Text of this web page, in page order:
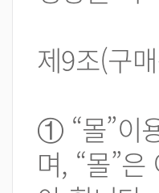
제9조(구
① “몰”이
며, “몰”